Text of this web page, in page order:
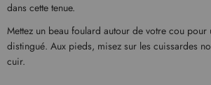
dans cette tenue.
Mettez un beau foulard autour de votre cou pour
distingué. Aux pieds, misez sur les cuissardes
cuir.